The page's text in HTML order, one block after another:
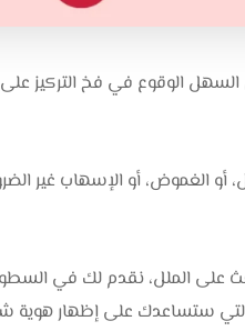
الوقوع في فخ التركيز على
أو الغموض، أو الإسهاب غير
على الملل، نقدم لك في
ستساعدك على إظهار هوية